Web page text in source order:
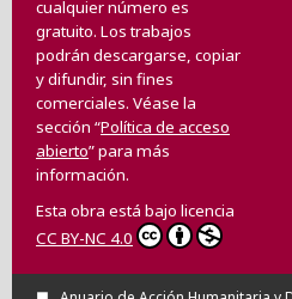
cualquier número es
gratuito. Los trabajos
podrán descargarse, copiar
y difundir, sin fines
comerciales. Véase la
sección “Política de acceso
abierto” para más
información.
Esta obra está bajo licencia
CC BY-NC 4.0